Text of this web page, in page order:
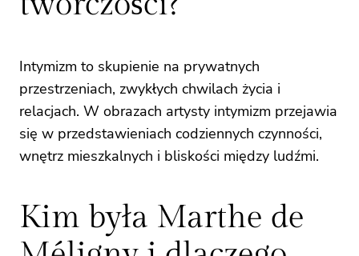
Intymizm to skupienie na prywatnych
przestrzeniach, zwykłych chwilach życia i
relacjach. W obrazach artysty intymizm przejawia
się w przedstawieniach codziennych czynności,
wnętrz mieszkalnych i bliskości między ludźmi.
Kim była Marthe de